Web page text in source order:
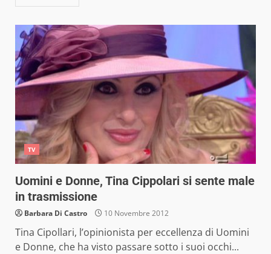
TV
Uomini e Donne, Tina Cippolari si sente male
in trasmissione
Barbara Di Castro 10 Novembre 2012
Tina Cipollari, l’opinionista per eccellenza di Uomini
e Donne, che ha visto passare sotto i suoi occhi...